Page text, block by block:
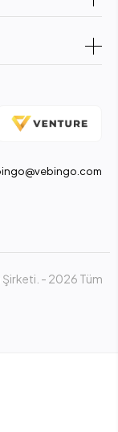
Şirketi. - 2026 Tüm